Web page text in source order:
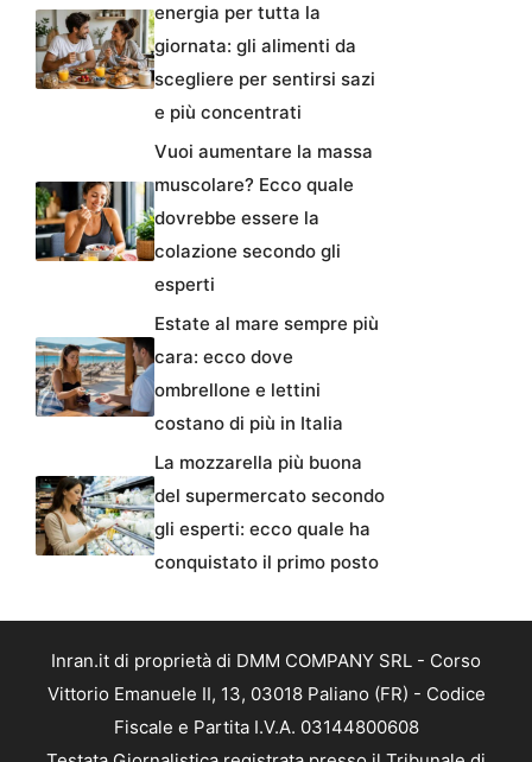
energia per tutta la
giornata: gli alimenti da
scegliere per sentirsi sazi
e più concentrati
Vuoi aumentare la massa
muscolare? Ecco quale
dovrebbe essere la
colazione secondo gli
esperti
Estate al mare sempre più
cara: ecco dove
ombrellone e lettini
costano di più in Italia
La mozzarella più buona
del supermercato secondo
gli esperti: ecco quale ha
conquistato il primo posto
Inran.it di proprietà di DMM COMPANY SRL - Corso
Vittorio Emanuele II, 13, 03018 Paliano (FR) - Codice
Fiscale e Partita I.V.A. 03144800608